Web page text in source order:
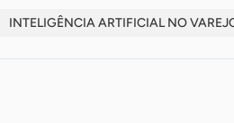
INTELIGÊNCIA ARTIFICIAL NO